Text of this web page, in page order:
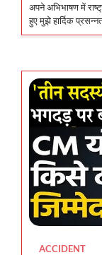
अपने अभिभाषण में
हुए मुझे हार्दिक
ACCIDENT